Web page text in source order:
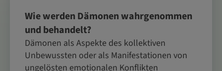
Wie werden Dämonen wahrgenommen
und behandelt?
Dämonen als Aspekte des kollektiven
Unbewussten oder als Manifestationen von
ungelösten emotionalen Konflikten